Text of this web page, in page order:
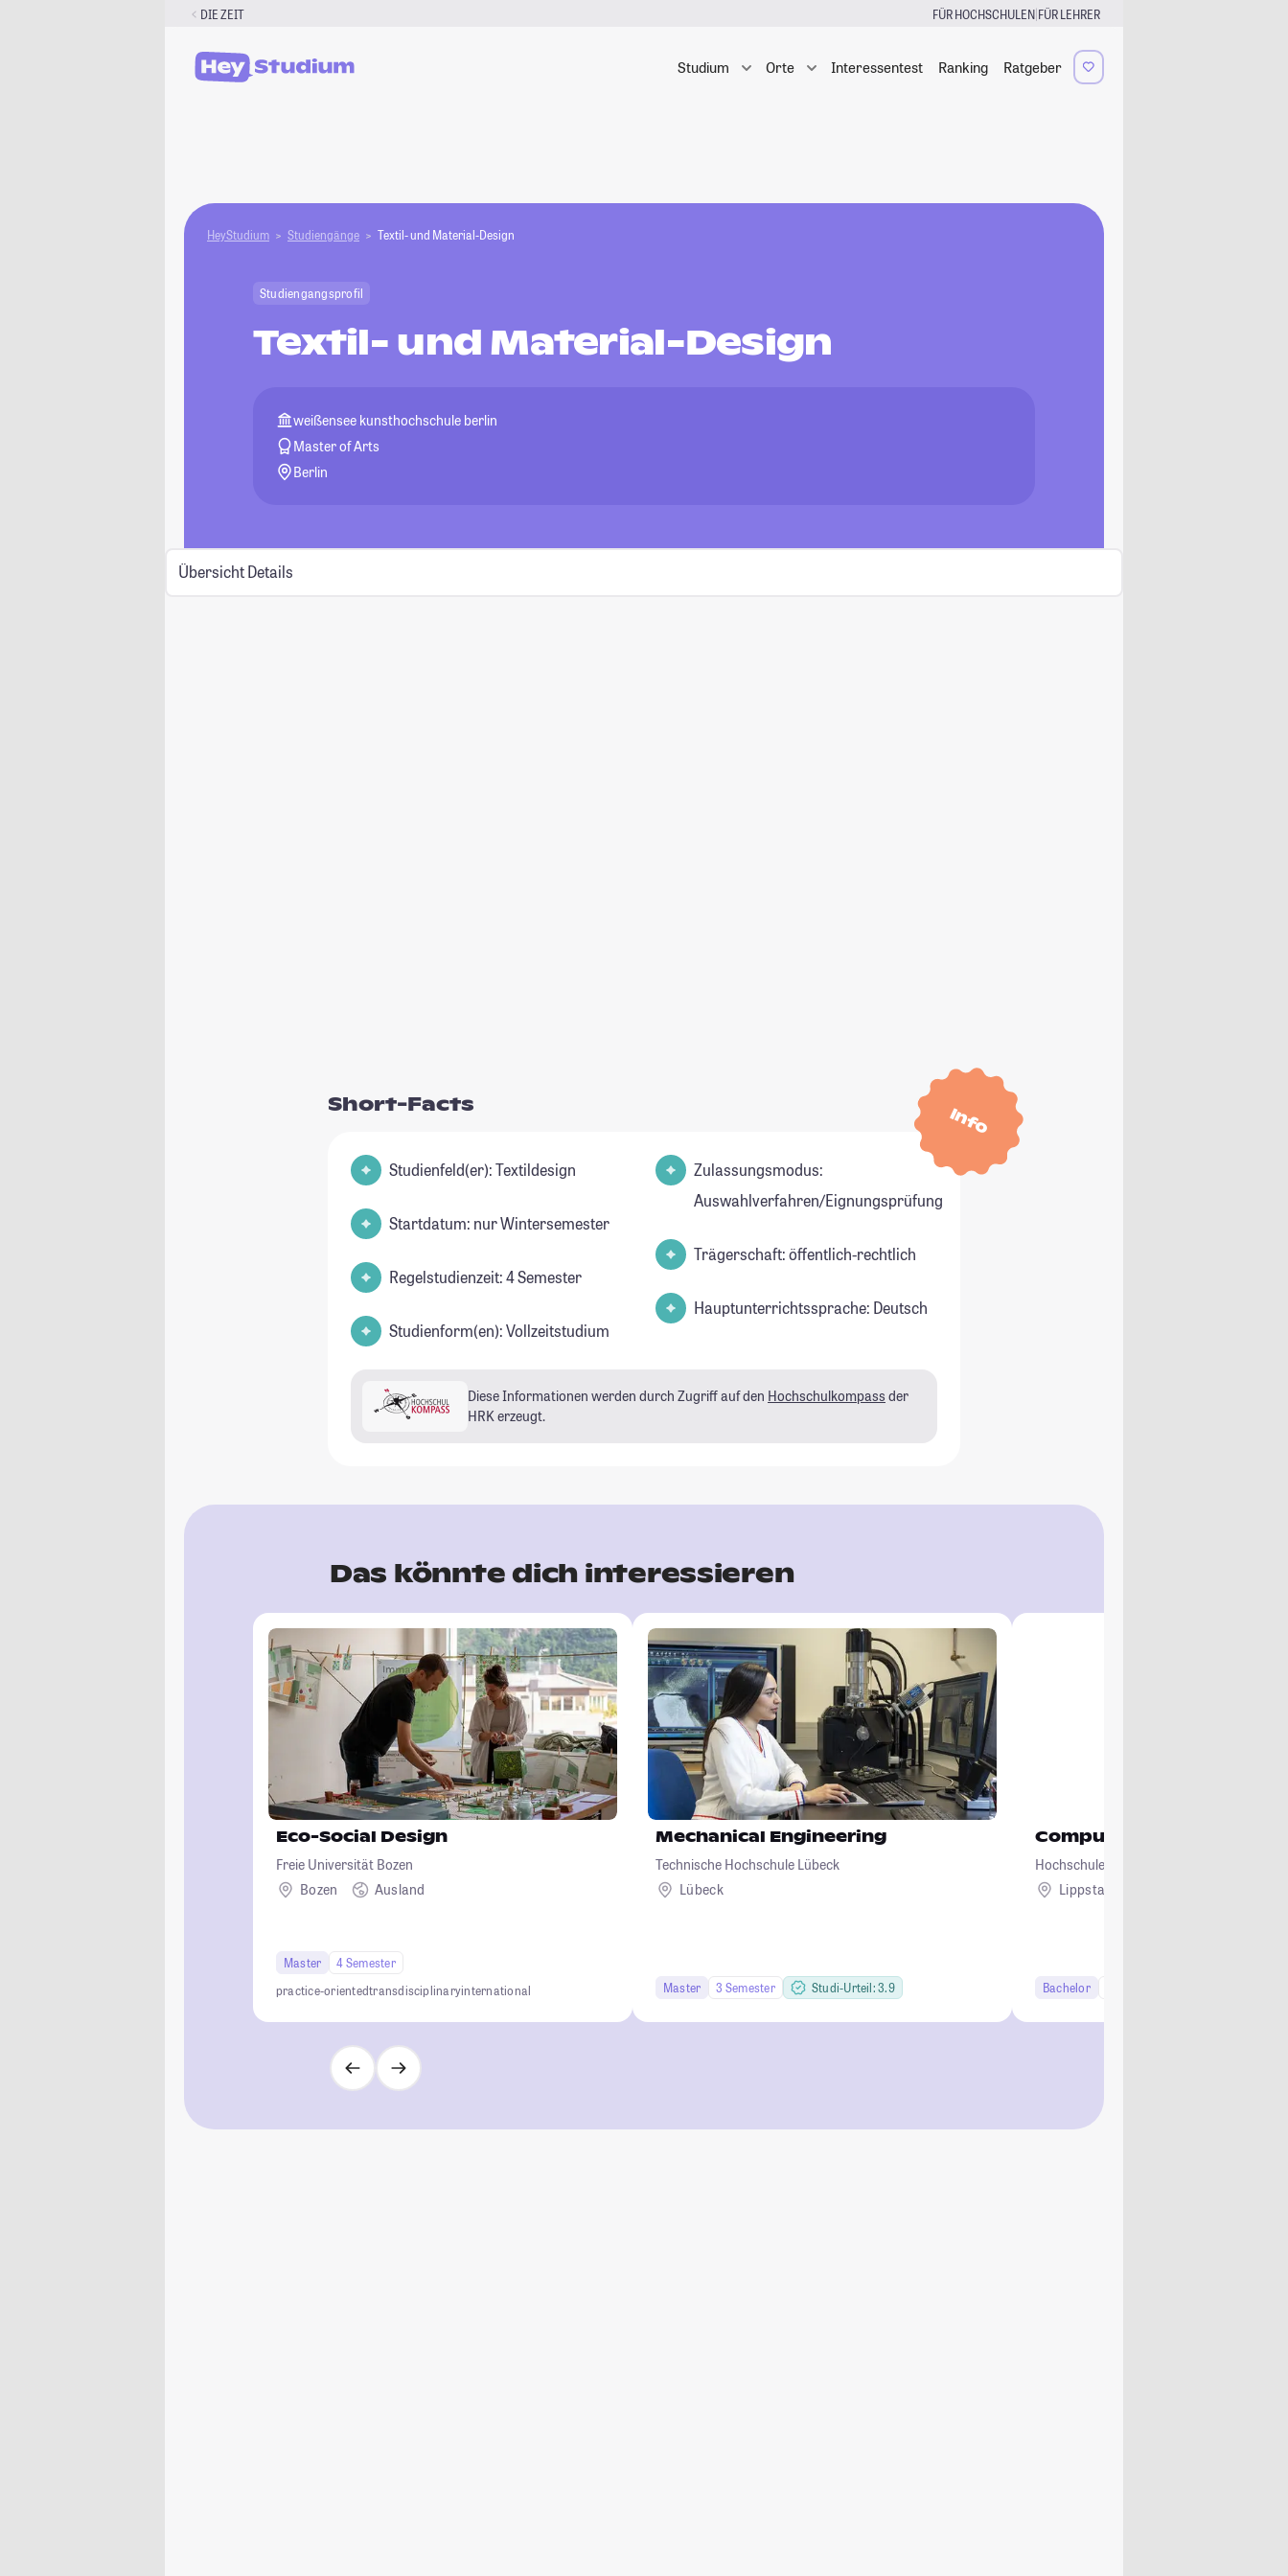
DIE ZEIT FÜR HOCHSCHULEN|FÜR LEHRER
Studium Orte Interessentest Ranking Ratgeber
HeyStudium Studiengänge Textil- und Material-Design
Studiengangsprofil
Textil- und Material-Design
weißensee kunsthochschule berlin
Master of Arts
Berlin
Übersicht Details
Info
Short-Facts
Studienfeld(er): Textildesign
Startdatum: nur Wintersemester
Regelstudienzeit: 4 Semester
Studienform(en): Vollzeitstudium
Zulassungsmodus:
Auswahlverfahren/Eignungsprüfung
Trägerschaft: öffentlich-rechtlich
Hauptunterrichtssprache: Deutsch
Diese Informationen werden durch Zugriff auf den Hochschulkompass der
HRK erzeugt.
Das könnte dich interessieren
Eco-Social Design
Freie Universität Bozen
Bozen
Ausland
Master
4 Semester
practice-orientedtransdisciplinaryinternational
Mechanical Engineering
Technische Hochschule Lübeck
Lübeck
Master 3 Semester Studi-Urteil: 3.9
Computervisualistik und
Hochschule Hamm-Lippstadt
Lippstadt
Bachelor